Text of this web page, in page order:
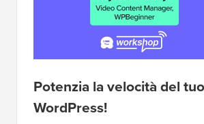
Potenzia la velocità del
WordPress!